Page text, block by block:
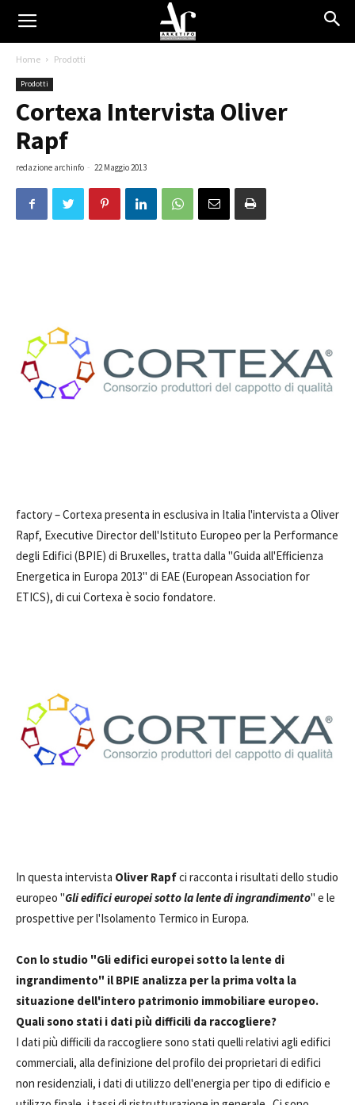
Home Prodotti
Prodotti
Cortexa Intervista Oliver
Rapf
redazione archinfo - 22 Maggio 2013
factory –Cortexa presenta in esclusiva in Italia l'intervista a Oliver
Rapf, Executive Director dell'Istituto Europeo per la Performance
degli Edifici (BPIE) di Bruxelles, tratta dalla "Guida all'Efficienza
Energetica in Europa 2013" di EAE (European Association for
ETICS), di cui Cortexa è socio fondatore.
In questa intervista Oliver Rapfci racconta i risultati dello studio
europeo "Gli edifici europei sotto la lente di ingrandimento" e le
prospettive per l'Isolamento Termico in Europa.
Con lo studio "Gli edifici europei sotto la lente di
ingrandimento" il BPIE analizza per la prima volta la
situazione dell'intero patrimonio immobiliare europeo.
Quali sono stati i dati più difficili da raccogliere?
I dati più difficili da raccogliere sono stati quelli relativi agli edifici
commerciali, alla definizione del profilo dei proprietari di edifici
non residenziali, i dati di utilizzo dell'energia per tipo di edificio e